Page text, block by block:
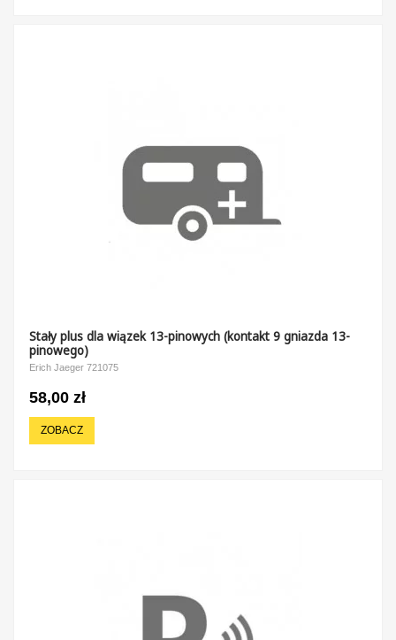
Stały plus dla wiązek 13-pinowych (kontakt 9 gniazda 13-
pinowego)
Erich Jaeger 721075
58,00 zł
ZOBACZ